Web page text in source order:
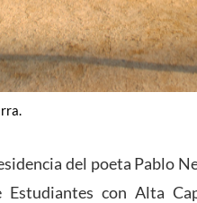
del poeta Pablo
con Alta